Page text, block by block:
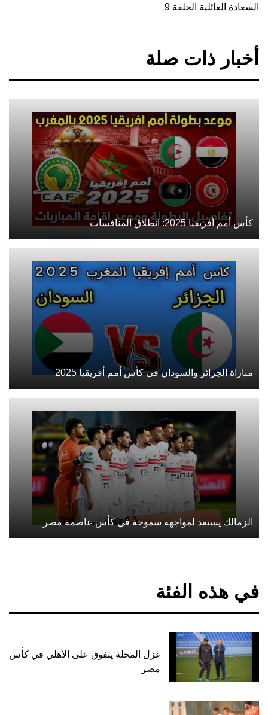
السعادة العائلية الحلقة 9
أخبار ذات صلة
كأس أمم أفريقيا 2025: انطلاق المنافسات
مباراة الجزائر والسودان في كأس أمم أفريقيا 2025
الزمالك يستعد لمواجهة سموحة في كأس عاصمة مصر
في هذه الفئة
غزل المحلة يتفوق على الأهلي في كأس
مصر